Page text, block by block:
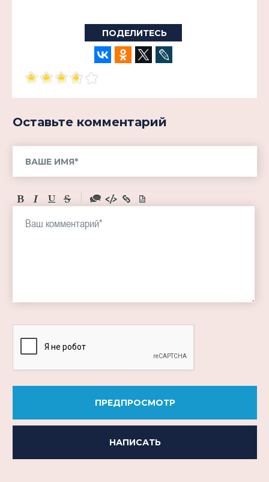
ПОДЕЛИТЕСЬ
Оставьте комментарий
-
-
-
ПРЕДПРОСМОТР
НАПИСАТЬ